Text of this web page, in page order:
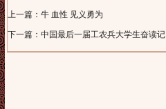
上一篇：牛 血性 见义勇为
下一篇：中国最后一届工农兵大学生奋读记